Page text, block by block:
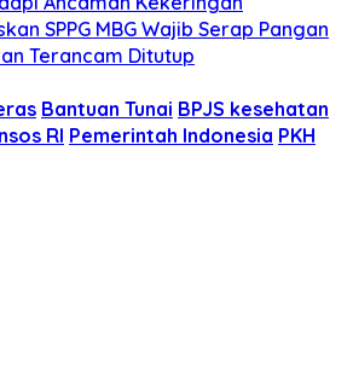
SPPG MBG Wajib Serap Pangan
Terancam Ditutup
Bantuan Tunai BPJS kesehatan
RI Pemerintah Indonesia PKH